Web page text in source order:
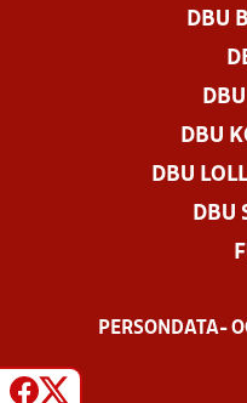
DBU
DBU
DBU
DBU
PERSONDATA-